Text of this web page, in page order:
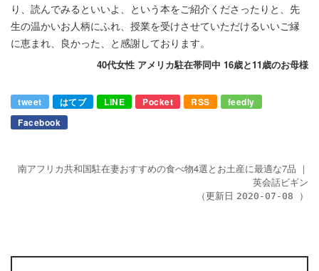
り、読んでみるといいよ、という本をご紹介くださったりと、先
生の温かいお人柄にふれ、授業を受けさせていただけるいいご縁
に恵まれ、良かった、と感謝しております。
40代女性 アメリカ駐在帯同中 16歳と11歳のお母様
tweet はてブ LINE Pocket RSS
feedly
Facebook
南アフリカ共和国駐在妻おすすめの食べ物4選とお土産に最適な7品 ｜
英会話ビギン
（更新日 2020-07-08 ）